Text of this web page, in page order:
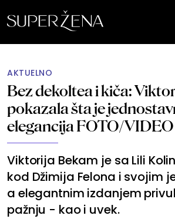
AKTUELNO
Bez dekoltea i kiča:
pokazala šta je
elegancija FOTO/VIDEO
Viktorija Bekam je sa Lili
kod Džimija Felona i svojim
a elegantnim izdanjem
pažnju - kao i uvek.